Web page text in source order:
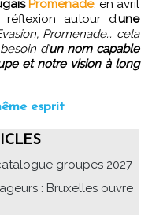
Promenade, en avril
autour d’une
Promenade… cela
d’un nom capable
et notre vision à long
esprit
groupes 2027
: Bruxelles ouvre